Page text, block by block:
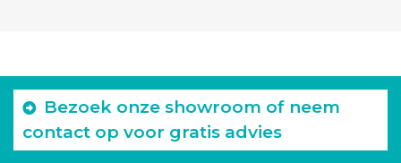
Bezoek onze showroom of neem
contact op voor gratis advies